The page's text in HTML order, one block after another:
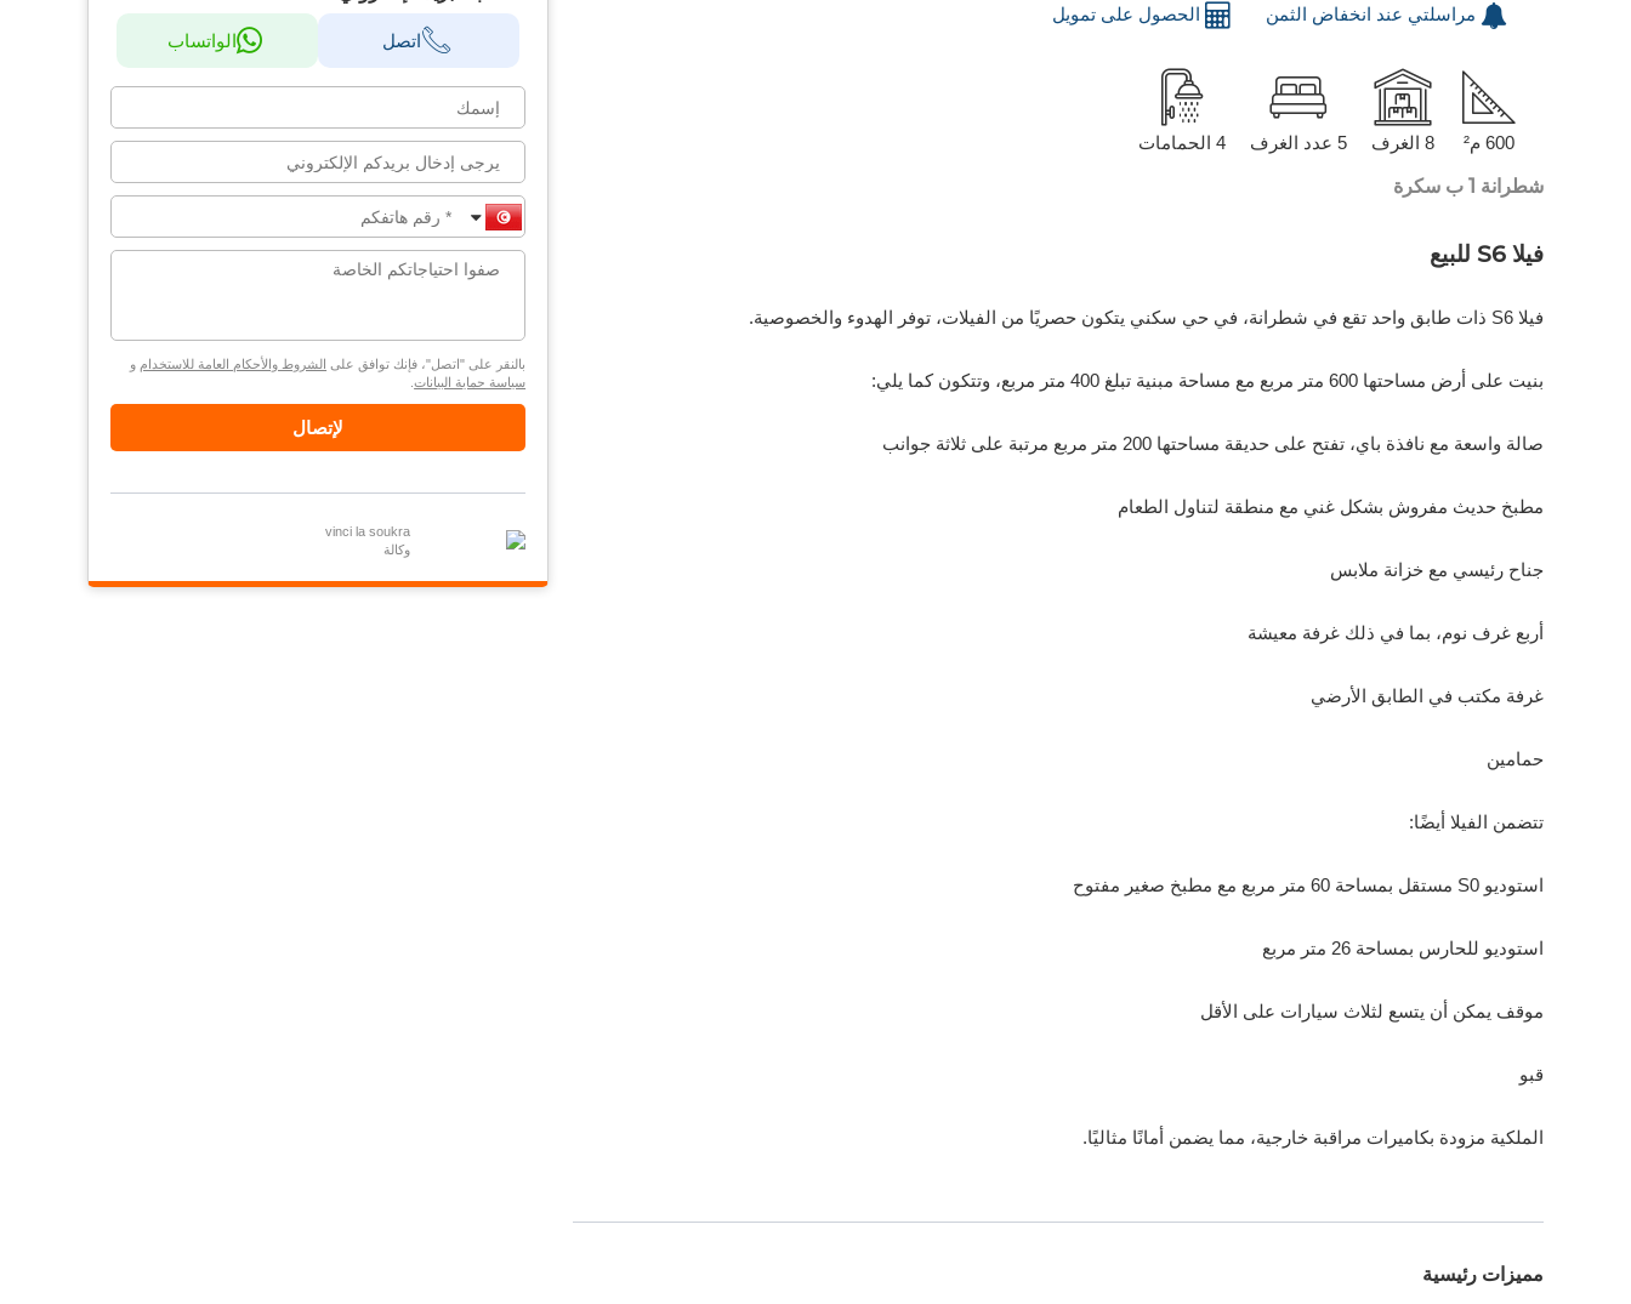
مراسلتي عند انخفاض الثمن الحصول على تمويل
600 م² 8 الغرف 5 عدد الغرف 4 الحمامات
شطرانة 1 ب سكرة
فيلا S6 للبيع
فيلا S6 ذات طابق واحد تقع في شطرانة، في حي سكني يتكون حصريًا من الفيلات، توفر الهدوء والخصوصية.
بنيت على أرض مساحتها 600 متر مربع مع مساحة مبنية تبلغ 400 متر مربع، وتتكون كما يلي:
صالة واسعة مع نافذة باي، تفتح على حديقة مساحتها 200 متر مربع مرتبة على ثلاثة جوانب
مطبخ حديث مفروش بشكل غني مع منطقة لتناول الطعام
جناح رئيسي مع خزانة ملابس
أربع غرف نوم، بما في ذلك غرفة معيشة
غرفة مكتب في الطابق الأرضي
حمامين
تتضمن الفيلا أيضًا:
استوديو S0 مستقل بمساحة 60 متر مربع مع مطبخ صغير مفتوح
استوديو للحارس بمساحة 26 متر مربع
موقف يمكن أن يتسع لثلاث سيارات على الأقل
قبو
الملكية مزودة بكاميرات مراقبة خارجية، مما يضمن أمانًا مثاليًا.
مميزات رئيسية
اتصل الواتساب
بالنقر على "اتصل"، فإنك توافق على الشروط والأحكام العامة للاستخدام و
سياسة حماية البيانات.
لإتصال
vinci la soukra
وكالة